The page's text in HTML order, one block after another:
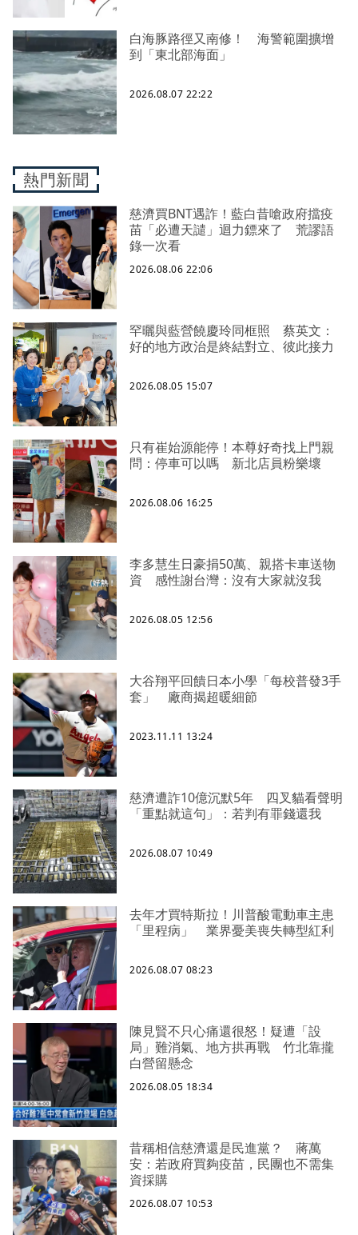
白海豚路徑又南修！ 海警範圍擴增
到「東北部海面」
2026.08.07 22:22
熱門新聞
慈濟買BNT遇詐！藍白昔嗆政府擋疫
苗「必遭天譴」迴力鏢來了 荒謬語
錄一次看
2026.08.06 22:06
罕曬與藍營饒慶玲同框照 蔡英文：
好的地方政治是終結對立、彼此接力
2026.08.05 15:07
只有崔始源能停！本尊好奇找上門親
問：停車可以嗎 新北店員粉樂壞
2026.08.06 16:25
李多慧生日豪捐50萬、親搭卡車送物
資 感性謝台灣：沒有大家就沒我
2026.08.05 12:56
大谷翔平回饋日本小學「每校普發3手
套」 廠商揭超暖細節
2023.11.11 13:24
慈濟遭詐10億沉默5年 四叉貓看聲明
「重點就這句」：若判有罪錢還我
2026.08.07 10:49
去年才買特斯拉！川普酸電動車主患
「里程病」 業界憂美喪失轉型紅利
2026.08.07 08:23
陳見賢不只心痛還很怒！疑遭「設
局」難消氣、地方拱再戰 竹北靠攏
白營留懸念
2026.08.05 18:34
昔稱相信慈濟還是民進黨？ 蔣萬
安：若政府買夠疫苗，民團也不需集
資採購
2026.08.07 10:53